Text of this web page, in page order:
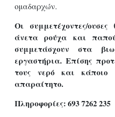
ομαδαρχών.
Οι συμμετέχοντες/
άνετα ρούχα και
συμμετάσχουν στα
εργαστήρια. Επίσης
τους νερό και
απαραίτητο.
Πληροφορίες: 693 7262 235